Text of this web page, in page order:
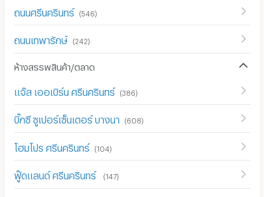
ถนนศรีนครินทร์ (546)
ถนนเทพารักษ์ (242)
ห้างสรรพสินค้า/ตลาด
แจ๊ส เออเบิร์น ศรีนครินทร์ (386)
บิ๊กซี ซูเปอร์เซ็นเตอร์ บางนา (608)
โฮมโปร ศรีนครินทร์ (104 )
ฟู๊ดแลนด์ ศรีนครินทร์ (147)